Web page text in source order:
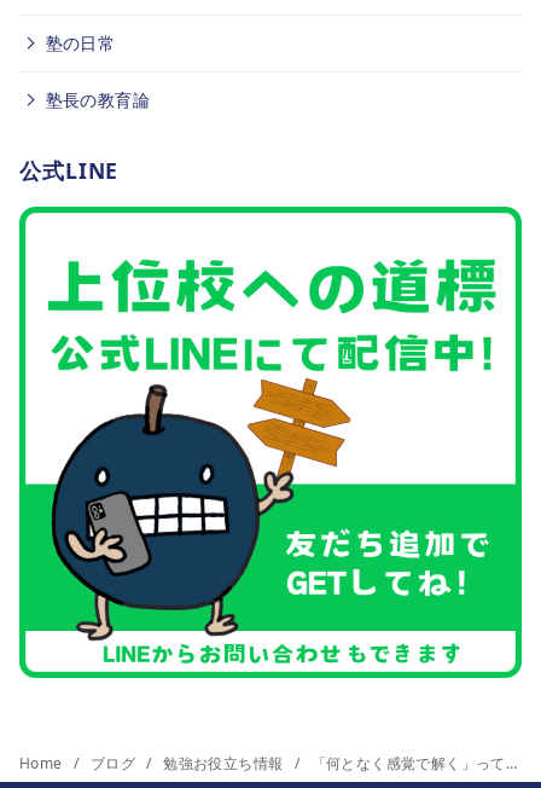
塾の日常
塾長の教育論
公式LINE
Home ブログ 勉強お役立ち情報 「何となく感覚で解く」ってのをやめれば、成績は伸びていく。